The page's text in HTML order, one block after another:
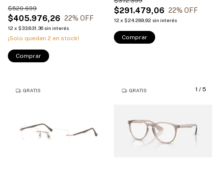
$405.976,26
$520.699
22% OFF
12 x $33.831,36 sin interés
¡Solo quedan 2 en stock!
Comprar
$291.479,06 22% OFF
12 x $24.289,92 sin interés
Comprar
GRATIS 1 / 5
GRATIS